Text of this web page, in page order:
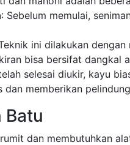
: Sebelum memulai,
ini dilakukan
bisa bersifat dangkal
selesai diukir, kayu
dan memberikan
Batu
dan membutuhkan